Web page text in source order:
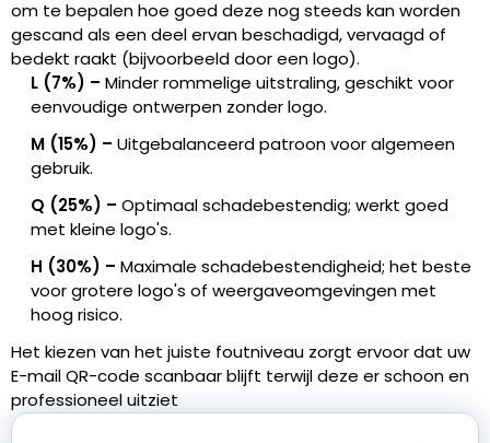
om te bepalen hoe goed deze nog steeds kan worden
gescand als een deel ervan beschadigd, vervaagd of
bedekt raakt (bijvoorbeeld door een logo).
L (7%) – Minder rommelige uitstraling, geschikt voor
eenvoudige ontwerpen zonder logo.
M (15%) – Uitgebalanceerd patroon voor algemeen
gebruik.
Q (25%) – Optimaal schadebestendig; werkt goed
met kleine logo's.
H (30%) – Maximale schadebestendigheid; het beste
voor grotere logo's of weergaveomgevingen met
hoog risico.
Het kiezen van het juiste foutniveau zorgt ervoor dat uw
E-mail QR-code scanbaar blijft terwijl deze er schoon en
professioneel uitziet